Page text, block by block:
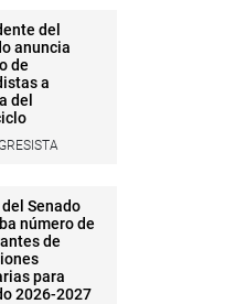
del
anuncia
de
a
del
Senado
número de
de
para
2026-2027